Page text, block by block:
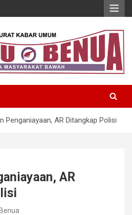
Penganiayaan, AR Ditangkap Polisi
AR